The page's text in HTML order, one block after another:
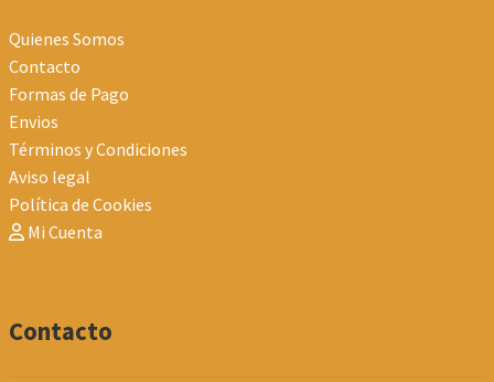
Quienes Somos
Contacto
Formas de Pago
Envios
Términos y Condiciones
Aviso legal
Política de Cookies
Mi Cuenta
Contacto